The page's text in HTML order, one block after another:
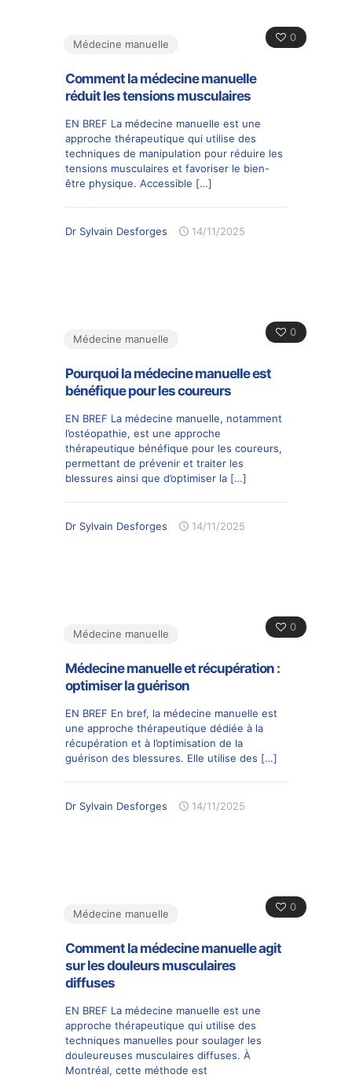
0
Médecine manuelle
Comment la médecine manuelle
réduit les tensions musculaires
EN BREF La médecine manuelle est une
approche thérapeutique qui utilise des
techniques de manipulation pour réduire les
tensions musculaires et favoriser le bien-
être physique. Accessible […]
Dr Sylvain Desforges 14/11/2025
0
Médecine manuelle
Pourquoi la médecine manuelle est
bénéfique pour les coureurs
EN BREF La médecine manuelle, notamment
l’ostéopathie, est une approche
thérapeutique bénéfique pour les coureurs,
permettant de prévenir et traiter les
blessures ainsi que d’optimiser la […]
Dr Sylvain Desforges 14/11/2025
0
Médecine manuelle
Médecine manuelle et récupération :
optimiser la guérison
EN BREF En bref, la médecine manuelle est
une approche thérapeutique dédiée à la
récupération et à l’optimisation de la
guérison des blessures. Elle utilise des […]
Dr Sylvain Desforges 14/11/2025
0
Médecine manuelle
Comment la médecine manuelle agit
sur les douleurs musculaires
diffuses
EN BREF La médecine manuelle est une
approche thérapeutique qui utilise des
techniques manuelles pour soulager les
douleureuses musculaires diffuses. À
Montréal, cette méthode est